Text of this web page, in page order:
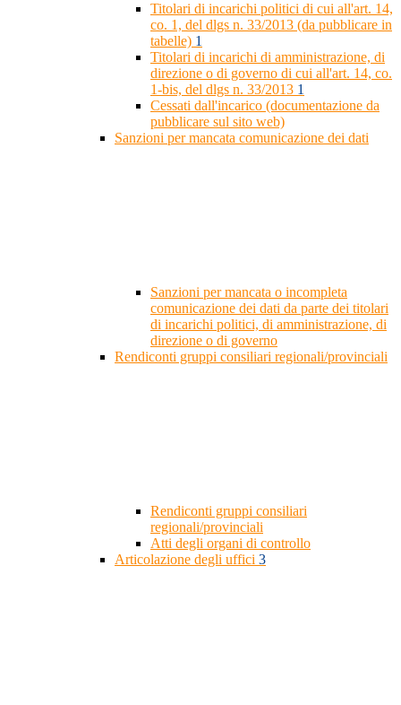
Titolari di incarichi politici di cui all'art. 14,
co. 1, del dlgs n. 33/2013 (da pubblicare in
tabelle) 1
Titolari di incarichi di amministrazione, di
direzione o di governo di cui all'art. 14, co.
1-bis, del dlgs n. 33/2013 1
Cessati dall'incarico (documentazione da
pubblicare sul sito web)
Sanzioni per mancata comunicazione dei dati
Sanzioni per mancata o incompleta
comunicazione dei dati da parte dei titolari
di incarichi politici, di amministrazione, di
direzione o di governo
Rendiconti gruppi consiliari regionali/provinciali
Rendiconti gruppi consiliari
regionali/provinciali
Atti degli organi di controllo
Articolazione degli uffici 3